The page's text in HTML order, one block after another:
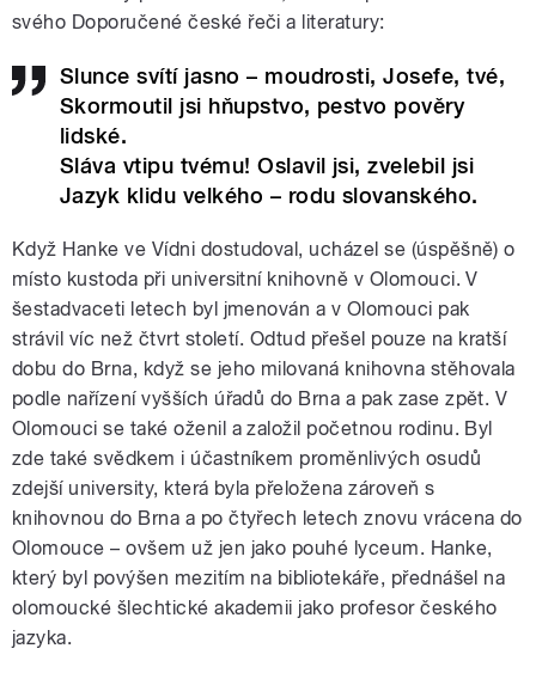
svého Doporučené české řeči a literatury:
Slunce svítí jasno – moudrosti, Josefe, tvé,
Skormoutil jsi hňupstvo, pestvo pověry
lidské.
Sláva vtipu tvému! Oslavil jsi, zvelebil jsi
Jazyk klidu velkého – rodu slovanského.
Když Hanke ve Vídni dostudoval, ucházel se (úspěšně) o
místo kustoda při universitní knihovně v Olomouci. V
šestadvaceti letech byl jmenován a v Olomouci pak
strávil víc než čtvrt století. Odtud přešel pouze na kratší
dobu do Brna, když se jeho milovaná knihovna stěhovala
podle nařízení vyšších úřadů do Brna a pak zase zpět. V
Olomouci se také oženil a založil početnou rodinu. Byl
zde také svědkem i účastníkem proměnlivých osudů
zdejší university, která byla přeložena zároveň s
knihovnou do Brna a po čtyřech letech znovu vrácena do
Olomouce – ovšem už jen jako pouhé lyceum. Hanke,
který byl povýšen mezitím na bibliotekáře, přednášel na
olomoucké šlechtické akademii jako profesor českého
jazyka.